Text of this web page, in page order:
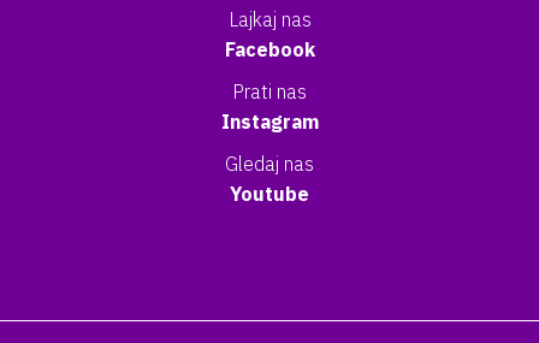
Lajkaj nas
Facebook
Prati nas
Instagram
Gledaj nas
Youtube